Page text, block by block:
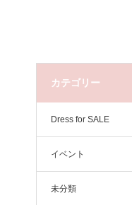
カテゴリー
Dress for SALE
イベント
未分類